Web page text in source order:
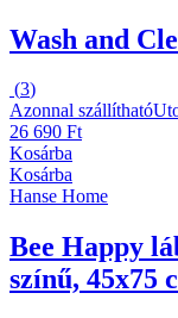
Wash and
(3)
Azonnal szállítható
26 690 Ft
Kosárba
Kosárba
Hanse Home
Bee Happy
színű, 45x75